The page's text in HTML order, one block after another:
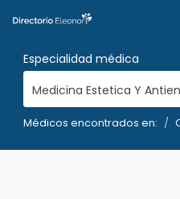
Especialidad médica
Medicina Estetica Y
Médicos encontrados en: